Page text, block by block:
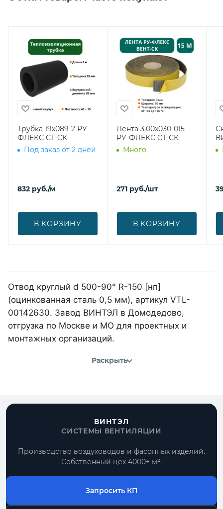
Трубка 19х089-2 РУ-
ФЛЕКС СТ-СК
Под заказ от 2 дней
832 руб./м
В КОРЗИНУ
Лента 3,00х030-015
РУ-ФЛЕКС СТ-СК
Много
271 руб./шт
В КОРЗИНУ
Отвод круглый d 500-90° R-150 [нп]
(оцинкованная сталь 0,5 мм), артикул VTL-
00142630. Завод ВИНТЭЛ в Домодедово,
отгрузка по Москве и МО для проектных и
монтажных организаций.
Раскрыть
ВИНТЭЛ
СИСТЕМЫ ВЕНТИЛЯЦИИ
Производство воздуховодов и фасонных изделий.
Собственный цех 4000+ м².
Запросить КП